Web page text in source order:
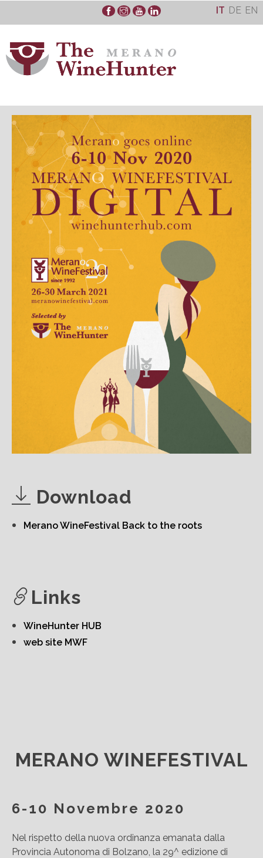
IT DE EN
Download
Merano WineFestival Back to the roots
Links
WineHunter HUB
web site MWF
MERANO WINEFESTIVAL
6-10 Novembre 2020
Nel rispetto della nuova ordinanza emanata dalla
Provincia Autonoma di Bolzano, la 29^ edizione di